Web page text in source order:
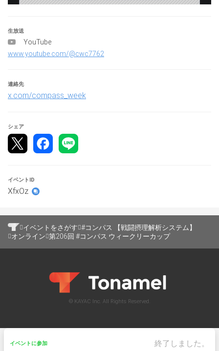
戦は行わず、起きた試合の結果は有効とする。
ったままバトルを開始した場合、作成した側のチームはそ
のバトルを負け扱いとする。
※ただし、バトルに影響を及ぼさなかった場合は例外とす
る。
た場合その試合を敗北とする
■再戦について
しまった場合、再戦を認める。
※再戦となった場合、両チーム共にヒーロー/カードの構成
変更を可能とする。
・両者のチームメンバー全員が揃った状態で試合を開始し
とする。
※再戦となった場合、AI表記になったメンバーがいたチー
を可能
※両チーム同意の再戦の場合、再戦を主張した側のチーム
【カスタムバトル設定事項】
※公式ルールを採用
カスタムバトルのルール設定の右上タブにある「公式」の
▼カードレベル制限
・LV最小値 : 50
生放送
YouTube
www.youtube.com/@cwc7762
連絡先
x.com/compass_week
シェア
イベントID
XfxOz
イベントをさがす #コンパス 【戦闘摂理解析システム】
オンライン 第206回 #コンパス ウィークリーカップ
© KAYAC Inc. All Rights Reserved.
イベントに参加 終了しました。